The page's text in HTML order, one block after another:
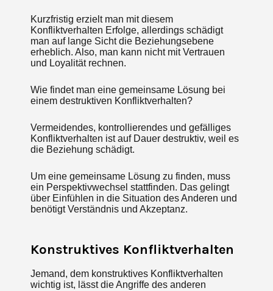
Kurzfristig erzielt man mit diesem
Konfliktverhalten Erfolge, allerdings schädigt
man auf lange Sicht die Beziehungsebene
erheblich. Also, man kann nicht mit Vertrauen
und Loyalität rechnen.
Wie findet man eine gemeinsame Lösung bei
einem destruktiven Konfliktverhalten?
Vermeidendes, kontrollierendes und gefälliges
Konfliktverhalten ist auf Dauer destruktiv, weil es
die Beziehung schädigt.
Um eine gemeinsame Lösung zu finden, muss
ein Perspektivwechsel stattfinden. Das gelingt
über Einfühlen in die Situation des Anderen und
benötigt Verständnis und Akzeptanz.
Konstruktives Konfliktverhalten
Jemand, dem konstruktives Konfliktverhalten
wichtig ist, lässt die Angriffe des anderen